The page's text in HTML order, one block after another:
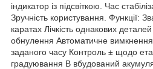
індикатор із підсвіткою. Час
Зручність користування. Функції:
каратах Лічкість однакових
обнулення Автоматичне
заданого часу Контроль ± щодо
градуювання В вбудований